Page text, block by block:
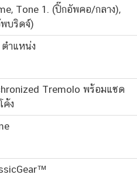
Tone 1. (ปิ๊กอัพคอ/กลาง),
บริดจ์)
ำแหน่ง
Tremolo พร้อมแซด
ค้ง